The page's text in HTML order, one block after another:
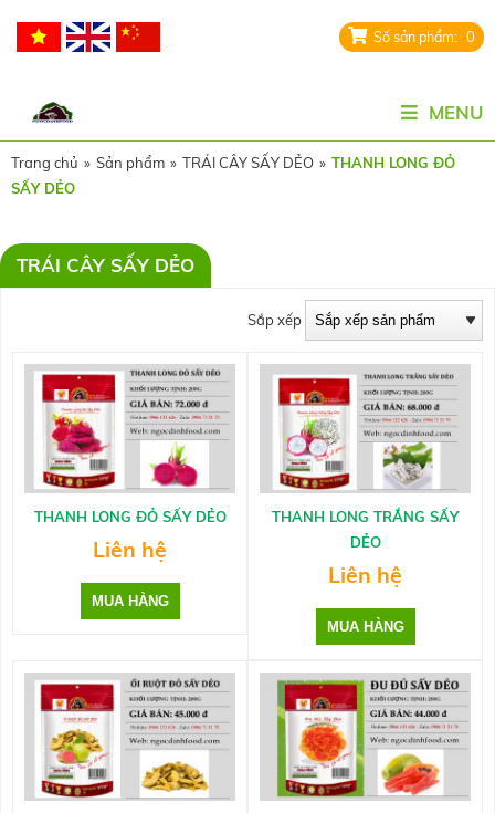
0
MENU
Trang chủ » Sản phẩm » TRÁI CÂY SẤY DẺO » THANH LONG ĐỎ
SẤY DẺO
TRÁI CÂY SẤY DẺO
Sắp xếp
THANH LONG ĐỎ SẤY DẺO
Liên hệ
THANH LONG TRẮNG SẤY
DẺO
Liên hệ